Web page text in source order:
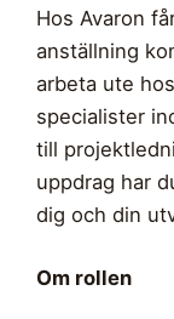
Hos Avaron
anställning
arbeta ute
specialister
till
uppdrag har
dig och din
Om rollen